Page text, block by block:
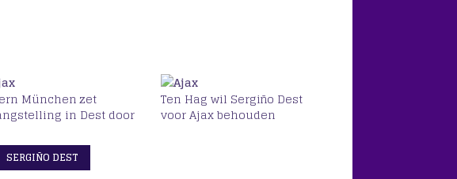
München zet
in Dest door
Ten Hag wil Sergiño Dest
voor Ajax behouden
SERGIÑO DEST